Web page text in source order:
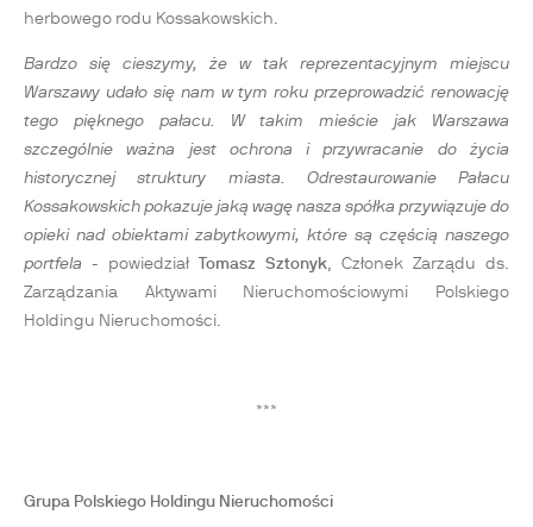
herbowego rodu Kossakowskich.
Bardzo się cieszymy, że w tak reprezentacyjnym miejscu
Warszawy udało się nam w tym roku przeprowadzić renowację
tego pięknego pałacu. W takim mieście jak Warszawa
szczególnie ważna jest ochrona i przywracanie do życia
historycznej struktury miasta. Odrestaurowanie Pałacu
Kossakowskich pokazuje jaką wagę nasza spółka przywiązuje do
opieki nad obiektami zabytkowymi, które są częścią naszego
portfela - powiedział Tomasz Sztonyk, Członek Zarządu ds.
Zarządzania Aktywami Nieruchomościowymi Polskiego
Holdingu Nieruchomości.
***
Grupa Polskiego Holdingu Nieruchomości